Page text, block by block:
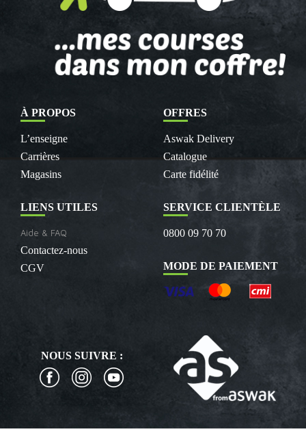
À PROPOS
L’enseigne
Carrières
Magasins
OFFRES
Aswak Delivery
Catalogue
Carte fidélité
LIENS UTILES
Aide & FAQ
Contactez-nous
CGV
SERVICE CLIENTÈLE
0800 09 70 70
MODE DE PAIEMENT
NOUS SUIVRE :